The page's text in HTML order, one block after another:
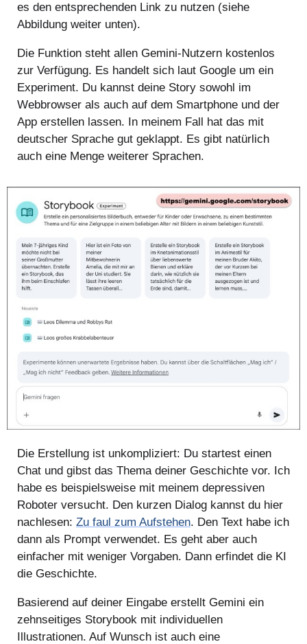
es den entsprechenden Link zu nutzen (siehe
Abbildung weiter unten).
Die Funktion steht allen Gemini-Nutzern kostenlos
zur Verfügung. Es handelt sich laut Google um ein
Experiment. Du kannst deine Story sowohl im
Webbrowser als auch auf dem Smartphone und der
App erstellen lassen. In meinem Fall hat das mit
deutscher Sprache gut geklappt. Es gibt natürlich
auch eine Menge weiterer Sprachen.
Die Erstellung ist unkompliziert: Du startest einen
Chat und gibst das Thema deiner Geschichte vor. Ich
habe es beispielsweise mit meinem depressiven
Roboter versucht. Den kurzen Dialog kannst du hier
nachlesen: Zu faul zum Aufstehen. Den Text habe ich
dann als Prompt verwendet. Es geht aber auch
einfacher mit weniger Vorgaben. Dann erfindet die KI
die Geschichte.
Basierend auf deiner Eingabe erstellt Gemini ein
zehnseitiges Storybook mit individuellen
Illustrationen. Auf Wunsch ist auch eine